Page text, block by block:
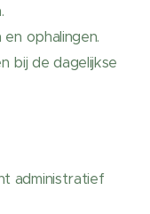
ophalingen.
bij de dagelijkse
administratief